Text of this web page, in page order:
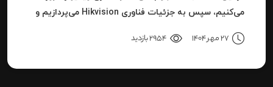
می‌کنیم، سپس به جزئیات فناوری Hikvision می‌پردازیم و
نتیجه می‌رسیم.
27 مهر 1404 2954 بازدید